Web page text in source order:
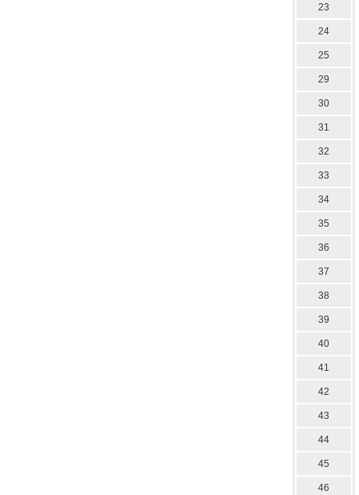
23
24
25
29
30
31
32
33
34
35
36
37
38
39
40
41
42
43
44
45
46